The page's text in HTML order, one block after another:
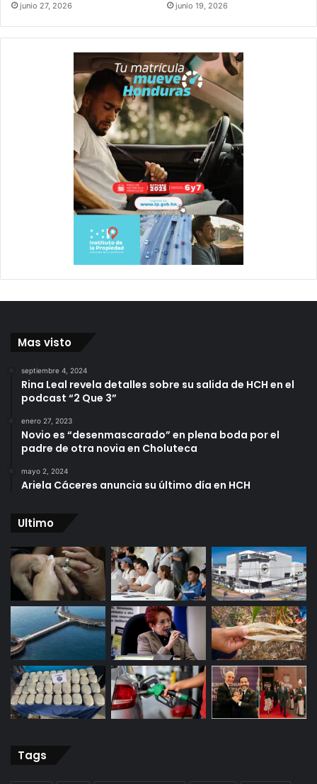
junio 27, 2026 junio 19, 2026
Mas visto
septiembre 4, 2024
Rina Leal revela detalles sobre su salida de HCH en el
podcast “2 Que 3”
enero 27, 2023
Novio es “desenmascarado” en plena boda por el
padre de otra novia en Choluteca
mayo 2, 2024
Ariela Cáceres anuncia su último día en HCH
Ultimo
Tags